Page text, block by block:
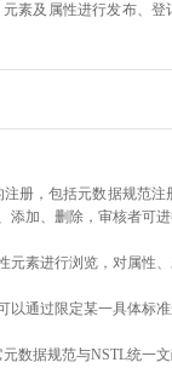
元素及属性进行发布
册，包括元数据规范
加、删除，审核者可
素进行浏览，对属性、
通过限定某一具体标准
数据规范与NSTL统一文